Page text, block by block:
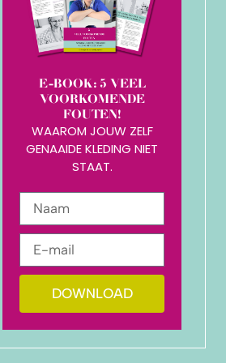
E-BOOK: 5 VEEL
VOORKOMENDE
FOUTEN!
WAAROM JOUW ZELF
GENAAIDE KLEDING NIET
STAAT.
DOWNLOAD